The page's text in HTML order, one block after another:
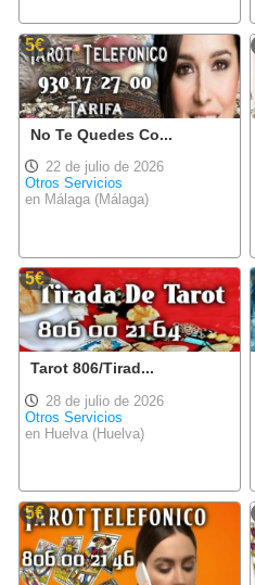
5€
No Te Quedes Co...
22 de julio de 2026
Otros Servicios
en Málaga (Málaga)
5€
Tarot 806/Tirad...
28 de julio de 2026
Otros Servicios
en Huelva (Huelva)
5€